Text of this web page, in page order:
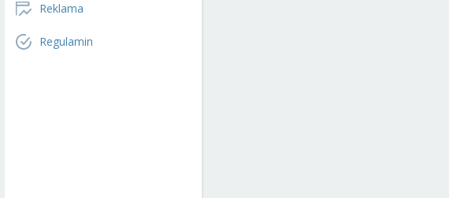
Reklama
Regulamin